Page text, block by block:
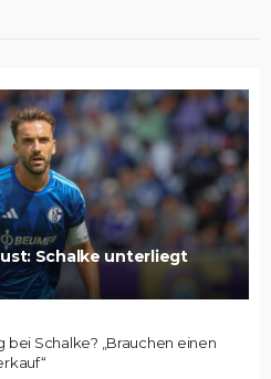
Schalke unterliegt
bei Schalke? „Brauchen einen